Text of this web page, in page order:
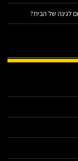
לגינה של הבית?